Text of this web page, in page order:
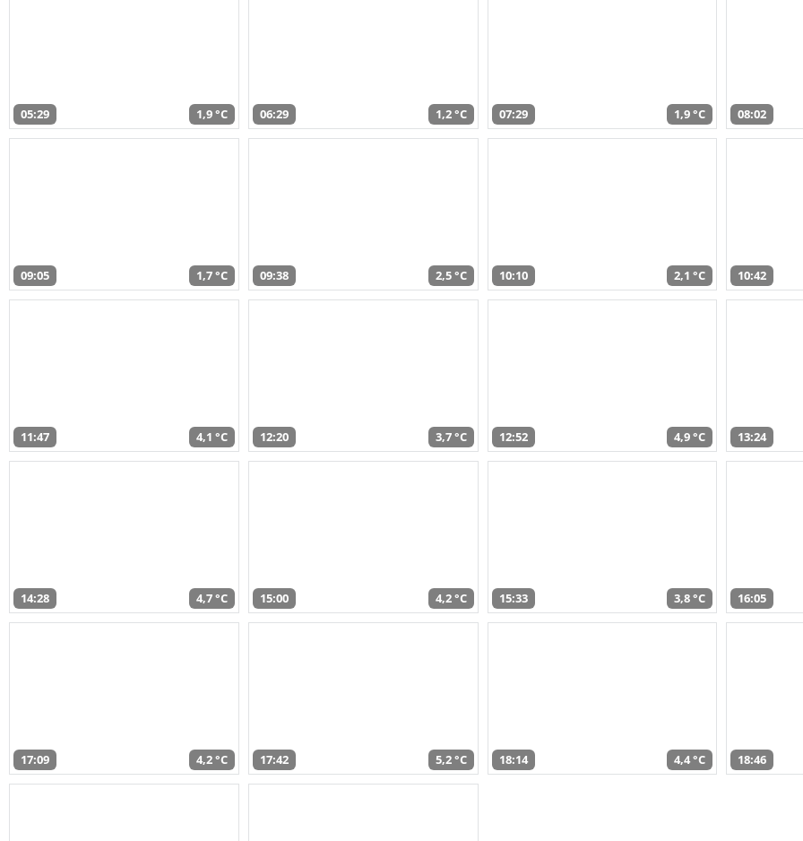
05:29 1,9 °C 06:29 1,2 °C 07:29 1,9 °C 08:02
09:05 1,7 °C 09:38 2,5 °C 10:10 2,1 °C 10:42
11:47 4,1 °C 12:20 3,7 °C 12:52 4,9 °C 13:24
14:28 4,7 °C 15:00 4,2 °C 15:33 3,8 °C 16:05
17:09 4,2 °C 17:42 5,2 °C 18:14 4,4 °C 18:46